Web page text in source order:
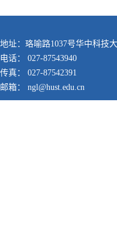
地址：珞喻路1037号华中科技
电话： 027-87543940
传真： 027-87542391
邮箱： ngl@hust.edu.cn